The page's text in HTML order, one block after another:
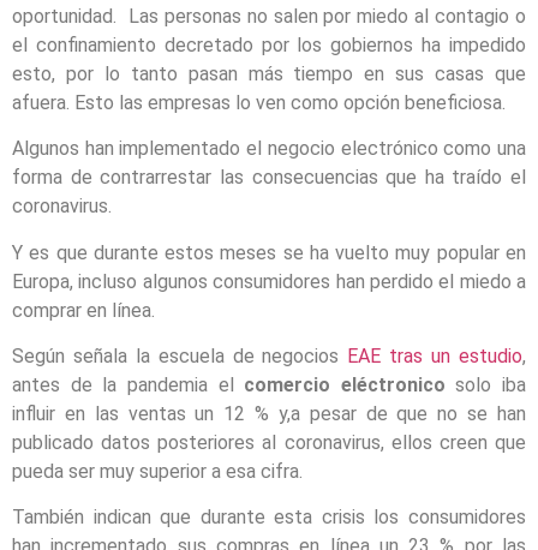
oportunidad. Las personas no salen por miedo al contagio o
el confinamiento decretado por los gobiernos ha impedido
esto, por lo tanto pasan más tiempo en sus casas que
afuera. Esto las empresas lo ven como opción beneficiosa.
Algunos han implementado el negocio electrónico como una
forma de contrarrestar las consecuencias que ha traído el
coronavirus.
Y es que durante estos meses se ha vuelto muy popular en
Europa, incluso algunos consumidores han perdido el miedo a
comprar en línea.
Según señala la escuela de negocios EAE tras un estudio,
antes de la pandemia el comercio eléctronico solo iba
influir en las ventas un 12 % y,a pesar de que no se han
publicado datos posteriores al coronavirus, ellos creen que
pueda ser muy superior a esa cifra.
También indican que durante esta crisis los consumidores